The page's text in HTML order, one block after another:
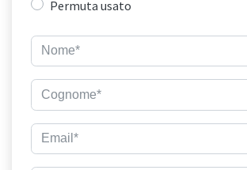
Permuta usato